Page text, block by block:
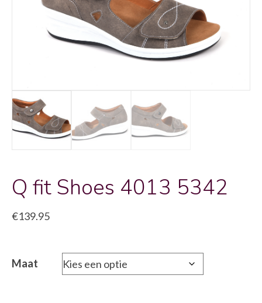
Q fit Shoes 4013 5342
€139.95
Maat